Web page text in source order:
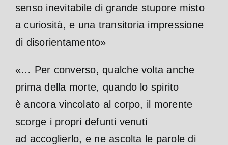
senso inevitabile di grande stupore misto
a curiosità, e una transitoria impressione
di disorientamento»
«… Per converso, qualche volta anche
prima della morte, quando lo spirito
è ancora vincolato al corpo, il morente
scorge i propri defunti venuti
ad accoglierlo, e ne ascolta le parole di